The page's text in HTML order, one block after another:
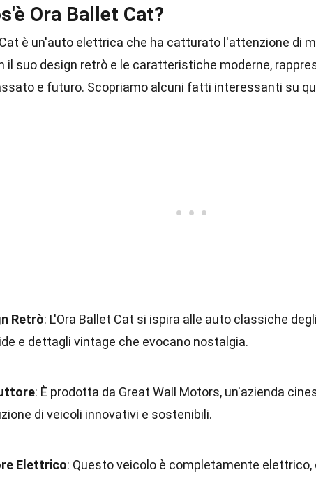
Ora Ballet Cat?
è un'auto elettrica che ha catturato l'attenzione di
il suo design retrò e le caratteristiche moderne,
e futuro. Scopriamo alcuni fatti interessanti su
Retrò: L'Ora Ballet Cat si ispira alle auto classiche
e dettagli vintage che evocano nostalgia.
: È prodotta da Great Wall Motors, un'azienda
di veicoli innovativi e sostenibili.
Elettrico: Questo veicolo è completamente elettrico,